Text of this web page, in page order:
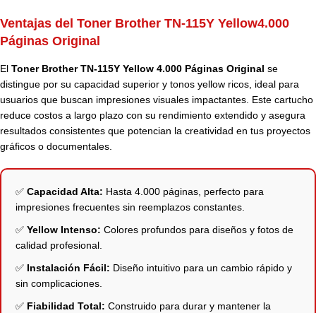
Ventajas del Toner Brother TN-115Y Yellow4.000
Páginas Original
El Toner Brother TN-115Y Yellow 4.000 Páginas Original se
distingue por su capacidad superior y tonos yellow ricos, ideal para
usuarios que buscan impresiones visuales impactantes. Este cartucho
reduce costos a largo plazo con su rendimiento extendido y asegura
resultados consistentes que potencian la creatividad en tus proyectos
gráficos o documentales.
✅ Capacidad Alta: Hasta 4.000 páginas, perfecto para
impresiones frecuentes sin reemplazos constantes.
✅ Yellow Intenso: Colores profundos para diseños y fotos de
calidad profesional.
✅ Instalación Fácil: Diseño intuitivo para un cambio rápido y
sin complicaciones.
✅ Fiabilidad Total: Construido para durar y mantener la